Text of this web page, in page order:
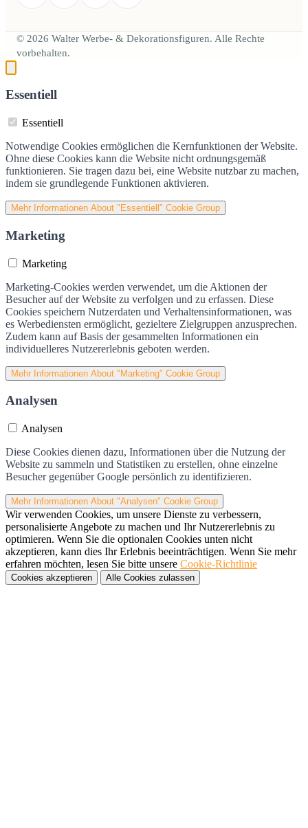
© 2026 Walter Werbe- & Dekorationsfiguren. Alle Rechte
vorbehalten.
Essentiell
Essentiell
Notwendige Cookies ermöglichen die Kernfunktionen der Website.
Ohne diese Cookies kann die Website nicht ordnungsgemäß
funktionieren. Sie tragen dazu bei, eine Website nutzbar zu machen,
indem sie grundlegende Funktionen aktivieren.
Mehr Informationen About "Essentiell" Cookie Group
Marketing
Marketing
Marketing-Cookies werden verwendet, um die Aktionen der
Besucher auf der Website zu verfolgen und zu erfassen. Diese
Cookies speichern Nutzerdaten und Verhaltensinformationen, was
es Werbediensten ermöglicht, gezieltere Zielgruppen anzusprechen.
Zudem kann auf Basis der gesammelten Informationen ein
individuelleres Nutzererlebnis geboten werden.
Mehr Informationen About "Marketing" Cookie Group
Analysen
Analysen
Diese Cookies dienen dazu, Informationen über die Nutzung der
Website zu sammeln und Statistiken zu erstellen, ohne einzelne
Besucher gegenüber Google persönlich zu identifizieren.
Mehr Informationen About "Analysen" Cookie Group
Wir verwenden Cookies, um unsere Dienste zu verbessern,
personalisierte Angebote zu machen und Ihr Nutzererlebnis zu
optimieren. Wenn Sie die optionalen Cookies unten nicht
akzeptieren, kann dies Ihr Erlebnis beeinträchtigen. Wenn Sie mehr
erfahren möchten, lesen Sie bitte unsere Cookie-Richtlinie
Cookies akzeptieren Alle Cookies zulassen